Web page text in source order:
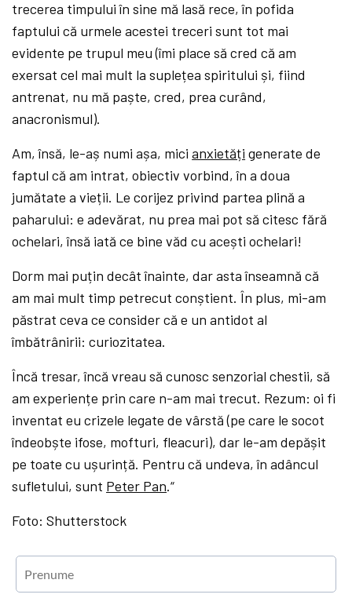
trecerea timpului în sine mă lasă rece, în pofida
faptului că urmele acestei treceri sunt tot mai
evidente pe trupul meu (îmi place să cred că am
exersat cel mai mult la suplețea spiritului și, fiind
antrenat, nu mă paște, cred, prea curând,
anacronismul).
Am, însă, le-aș numi așa, micianxietăți generate de
faptul că am intrat, obiectiv vorbind, în a doua
jumătate a vieții. Le corijez privind partea plină a
paharului: e adevărat, nu prea mai pot să citesc fără
ochelari, însă iată ce bine văd cu acești ochelari!
Dorm mai puțin decât înainte, dar asta înseamnă că
am mai mult timp petrecut conștient. În plus, mi-am
păstrat ceva ce consider că e un antidot al
îmbătrânirii: curiozitatea.
Încă tresar, încă vreau să cunosc senzorial chestii, să
am experiențe prin care n-am mai trecut. Rezum: oi fi
inventat eu crizele legate de vârstă (pe care le socot
îndeobște ifose, mofturi, fleacuri), dar le-am depășit
pe toate cu ușurință. Pentru că undeva, în adâncul
sufletului, sunt Peter Pan.“
Foto: Shutterstock